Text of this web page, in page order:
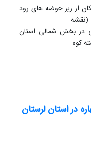
از زیر حوضه های رود
(نقشه
در بخش شمالی استان
کوه
را کوهها و تپه
حوضه آبریز رودخانه آب الشتر با کد
در استان لرستان